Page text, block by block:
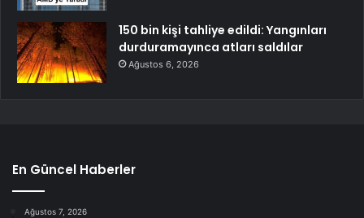
150 bin kişi tahliye edildi: Yangınları
durduramayınca atları saldılar
Ağustos 6, 2026
En Güncel Haberler
Ağustos 7, 2026